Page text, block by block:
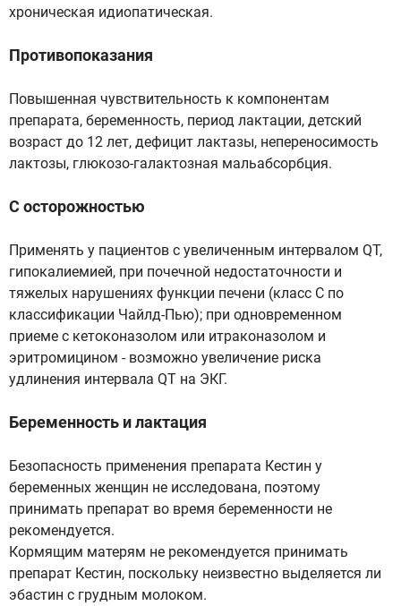
хроническая идиопатическая.
Противопоказания
Повышенная чувствительность к компонентам
препарата, беременность, период лактации, детский
возраст до 12 лет, дефицит лактазы, непереносимость
лактозы, глюкозо-галактозная мальабсорбция.
С осторожностью
Применять у пациентов с увеличенным интервалом QT,
гипокалиемией, при почечной недостаточности и
тяжелых нарушениях функции печени (класс С по
классификации Чайлд-Пью); при одновременном
приеме с кетоконазолом или итраконазолом и
эритромицином - возможно увеличение риска
удлинения интервала QT на ЭКГ.
Беременность и лактация
Безопасность применения препарата Кестин у
беременных женщин не исследована, поэтому
принимать препарат во время беременности не
рекомендуется.
Кормящим матерям не рекомендуется принимать
препарат Кестин, поскольку неизвестно выделяется ли
эбастин с грудным молоком.